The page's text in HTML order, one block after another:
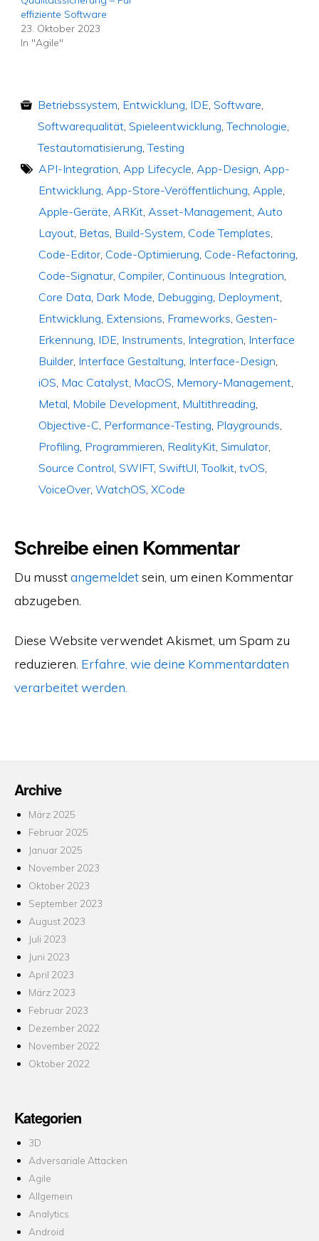
effiziente Software
23. Oktober 2023
In "Agile"
Betriebssystem, Entwicklung, IDE, Software,
Softwarequalität, Spieleentwicklung,Technologie,
Testautomatisierung,Testing
API-Integration, App Lifecycle, App-Design, App-
Entwicklung, App-Store-Veröffentlichung, Apple,
Apple-Geräte, ARKit, Asset-Management, Auto
Layout, Betas, Build-System, Code Templates,
Code-Editor, Code-Optimierung, Code-Refactoring,
Code-Signatur, Compiler, Continuous Integration,
Core Data, Dark Mode, Debugging, Deployment,
Entwicklung, Extensions, Frameworks, Gesten-
Erkennung, IDE, Instruments, Integration, Interface
Builder, Interface Gestaltung, Interface-Design,
iOS, Mac Catalyst, MacOS, Memory-Management,
Metal, Mobile Development, Multithreading,
Objective-C, Performance-Testing, Playgrounds,
Profiling, Programmieren, RealityKit, Simulator,
Source Control, SWIFT, SwiftUI,Toolkit, tvOS,
VoiceOver, WatchOS, XCode
Schreibe einen Kommentar
Du musstangemeldetsein, um einen Kommentar
abzugeben.
Diese Website verwendet Akismet, um Spam zu
reduzieren. Erfahre, wie deine Kommentardaten
verarbeitet werden.
Archive
März 2025
Februar 2025
Januar 2025
November 2023
Oktober 2023
September 2023
August 2023
Juli 2023
Juni 2023
April 2023
März 2023
Februar 2023
Dezember 2022
November 2022
Oktober 2022
Kategorien
3D
Adversariale Attacken
Agile
Allgemein
Analytics
Android